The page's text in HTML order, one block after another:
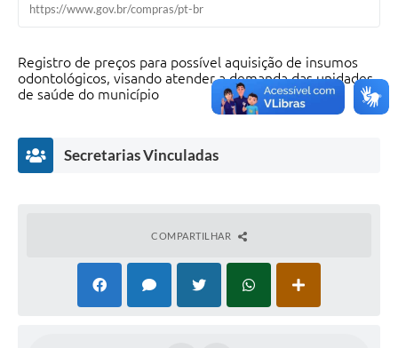
https://www.gov.br/compras/pt-br
Registro de preços para possível aquisição de insumos
odontológicos, visando atender a demanda das unidades
de saúde do município
Secretarias Vinculadas
COMPARTILHAR